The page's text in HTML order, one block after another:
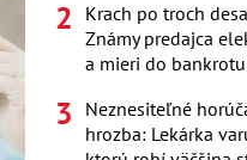
Krach po troch
Známy predajca
a mieri do
Neznesiteľné
hrozba: Lekárka